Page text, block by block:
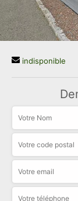
indisponible